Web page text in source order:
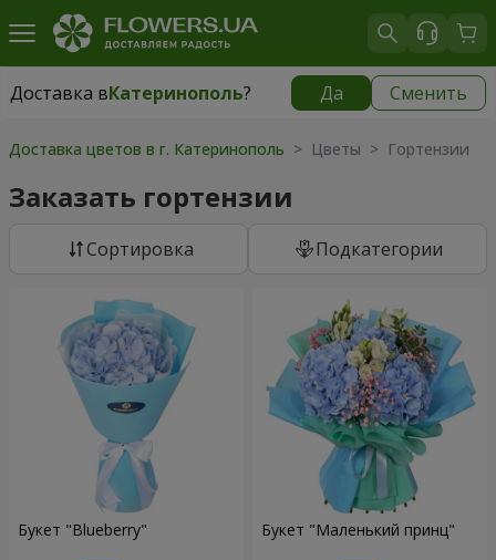
Доставка вКатеринополь? Да Сменить
Доставка вКатеринополь|
Доставка цветов в г. Катеринополь > Цветы > Гортензии
Заказать гортензии
Cортировка Подкатегории
Букет "Blueberry" Букет "Маленький принц"